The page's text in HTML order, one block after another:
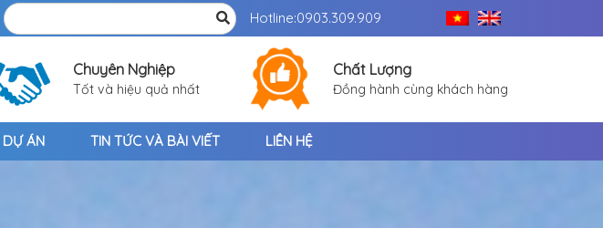
Hotline:0903.309.909
Chuyên Nghiệp
Tốt và hiệu quả nhất
Chất Lượng
Đồng hành cùng khách hàng
DỰ ÁN TIN TỨC VÀ BÀI VIẾT LIÊN HỆ